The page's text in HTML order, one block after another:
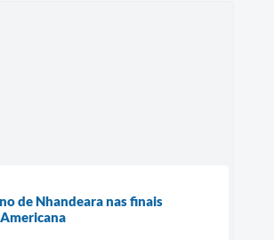
de Nhandeara nas finais